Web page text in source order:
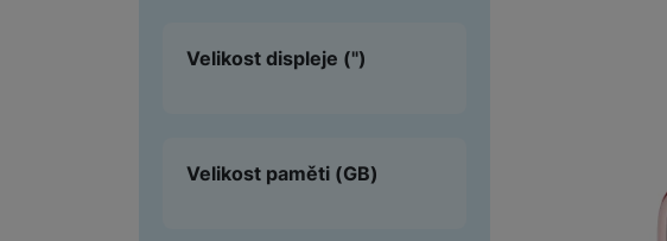
Velikost displeje (")
Velikost paměti (GB)